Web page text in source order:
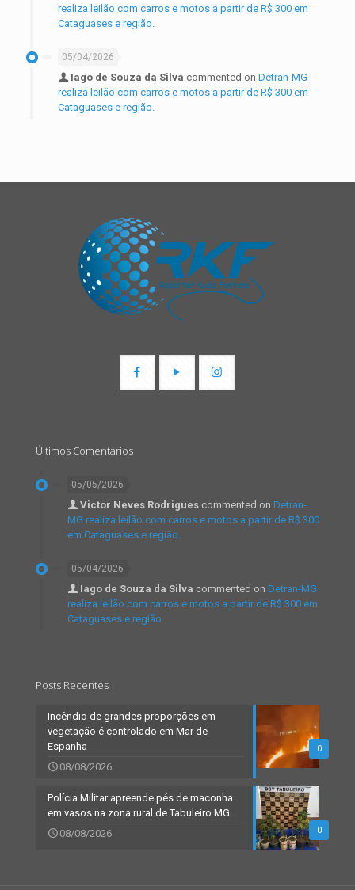
realiza leilão com carros e motos a partir de R$ 300 em
Cataguases e região.
05/04/2026
Iago de Souza da Silva commented on Detran-MG
realiza leilão com carros e motos a partir de R$ 300 em
Cataguases e região.
Últimos Comentários
05/05/2026
Victor Neves Rodrigues commented on Detran-
MG realiza leilão com carros e motos a partir de R$ 300
em Cataguases e região.
05/04/2026
Iago de Souza da Silva commented on Detran-MG
realiza leilão com carros e motos a partir de R$ 300 em
Cataguases e região.
Posts Recentes
0
Incêndio de grandes proporções em
vegetação é controlado em Mar de
Espanha
08/08/2026
0
Polícia Militar apreende pés de maconha
em vasos na zona rural de Tabuleiro MG
08/08/2026